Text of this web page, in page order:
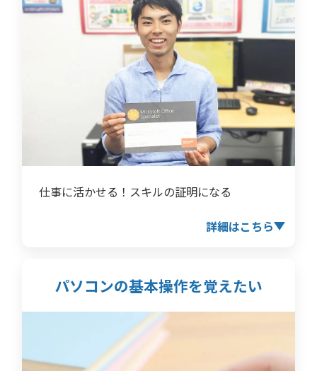
仕事に活かせる！スキルの証明になる
詳細はこちら
パソコンの基本操作を覚えたい